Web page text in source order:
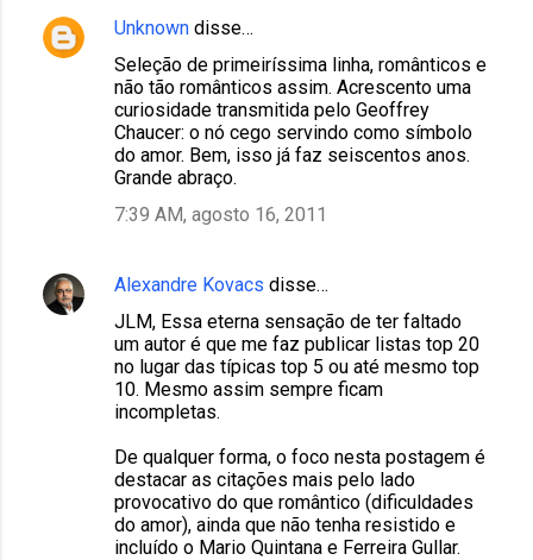
Unknown disse…
Seleção de primeiríssima linha, românticos e
não tão românticos assim. Acrescento uma
curiosidade transmitida pelo Geoffrey
Chaucer: o nó cego servindo como símbolo
do amor. Bem, isso já faz seiscentos anos.
Grande abraço.
7:39 AM, agosto 16, 2011
Alexandre Kovacs disse…
JLM, Essa eterna sensação de ter faltado
um autor é que me faz publicar listas top 20
no lugar das típicas top 5 ou até mesmo top
10. Mesmo assim sempre ficam
incompletas.
De qualquer forma, o foco nesta postagem é
destacar as citações mais pelo lado
provocativo do que romântico (dificuldades
do amor), ainda que não tenha resistido e
incluído o Mario Quintana e Ferreira Gullar.